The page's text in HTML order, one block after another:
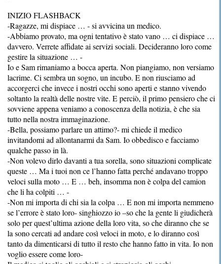
INIZIO FLASHBACK
-Ragazze, mi dispiace … - si avvicina un medico.
-Abbiamo provato, ma ogni tentativo è stato vano … ci dispiace …
davvero. Verrete affidate ai servizi sociali. Decideranno loro come
gestire la situazione … -
Io e Sam rimaniamo a bocca aperta. Non piangiamo, non versiamo
lacrime. Ci sembra un sogno, un incubo. E non riusciamo ad
accorgerci che invece i nostri occhi sono aperti e stanno vivendo
soltanto la realtà delle nostre vite. E perciò, il primo pensiero che ci
sovviene appena veniamo a conoscenza della notizia, è che sia
tutto nella nostra immaginazione.
-Bella, possiamo parlare un attimo?- mi chiede il medico
invitandomi ad allontanarmi da Sam. Io obbedisco e facciamo
qualche passo in là.
-Non volevo dirlo davanti a tua sorella, sono situazioni complicate
queste … Ma i tuoi non ce l’hanno fatta perché andavano troppo
veloci sulla moto … E … beh, insomma non è colpa del camion
che li ha colpiti … -
-Non mi importa di chi sia la colpa … E non mi importa nemmeno
se l’errore è stato loro- singhiozzo io –so che la gente li giudicherà
solo per quest’ultima azione della loro vita, so che diranno che se
la sono cercati ad andare così veloci in moto, e lo diranno così
tanto da dimenticarsi di tutto il resto che hanno fatto in vita. Io non
voglio essere come loro-